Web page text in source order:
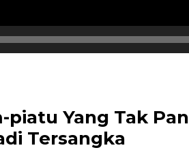
Yang Tak
Tersangka